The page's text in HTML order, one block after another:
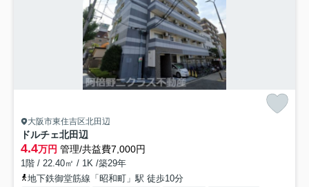
大阪市東住吉区北田辺
ドルチェ北田辺
4.4万円 管理/共益費7,000円
1階 / 22.40㎡ / 1K /築29年
地下鉄御堂筋線「昭和町」駅 徒歩10分